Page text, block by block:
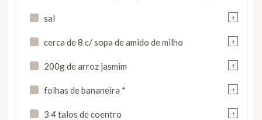
+
sal
+
cerca de 8 c/ sopa de amido de milho
+
200g de arroz jasmim
+
folhas de bananeira *
+
3 4talos de coentro